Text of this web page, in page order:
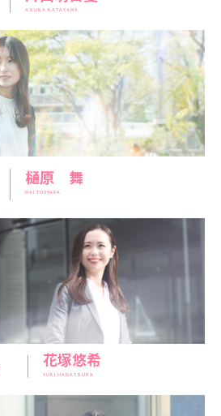
ASUKA KATAYAMA
樋原 舞
MAI TOIHARA
花塚悠希
YUKI HANATSUKA